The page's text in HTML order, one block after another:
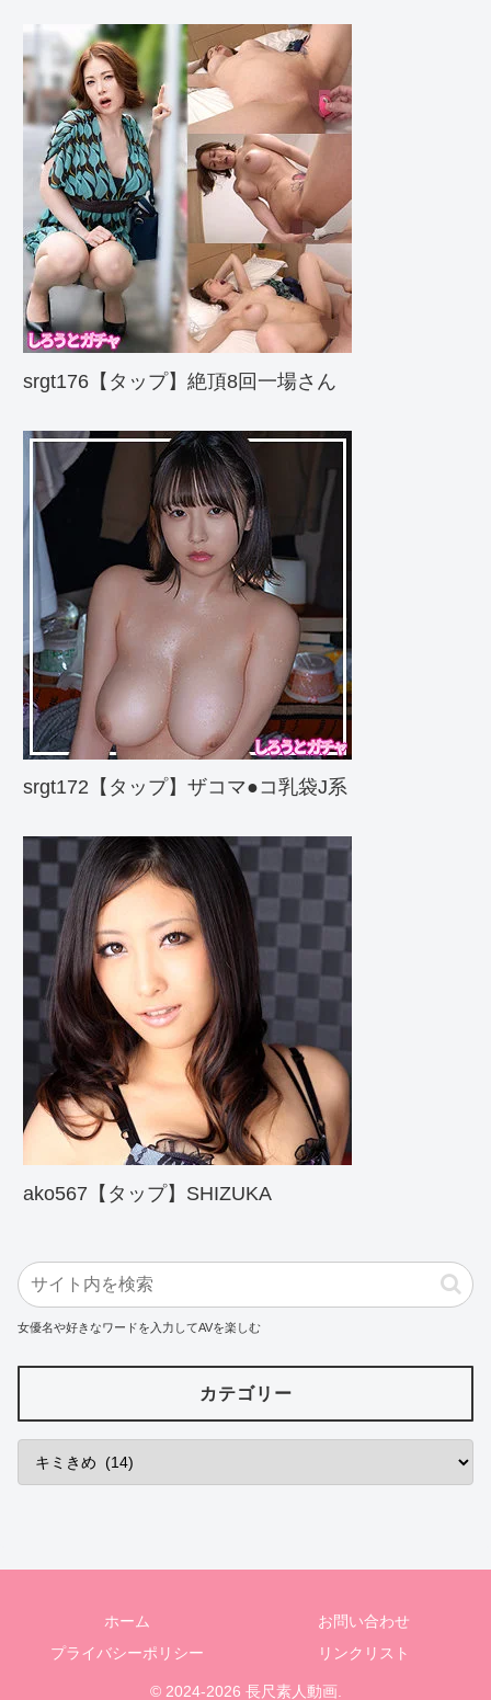
srgt176【タップ】絶頂8回一場さん
srgt172【タップ】ザコマ●コ乳袋J系
ako567【タップ】SHIZUKA
女優名や好きなワードを入力してAVを楽しむ
カテゴリー
ホーム
お問い合わせ
プライバシーポリシー
リンクリスト
© 2024-2026 長尺素人動画.